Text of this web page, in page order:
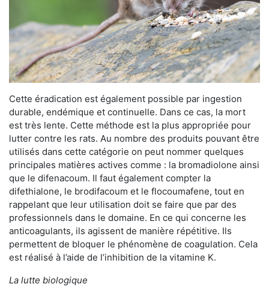
Cette éradication est également possible par ingestion
durable, endémique et continuelle. Dans ce cas, la mort
est très lente. Cette méthode est la plus appropriée pour
lutter contre les rats. Au nombre des produits pouvant être
utilisés dans cette catégorie on peut nommer quelques
principales matières actives comme : la bromadiolone ainsi
que le difenacoum. Il faut également compter la
difethialone, le brodifacoum et le flocoumafene, tout en
rappelant que leur utilisation doit se faire que par des
professionnels dans le domaine. En ce qui concerne les
anticoagulants, ils agissent de manière répétitive. Ils
permettent de bloquer le phénomène de coagulation. Cela
est réalisé à l’aide de l’inhibition de la vitamine K.
La lutte biologique